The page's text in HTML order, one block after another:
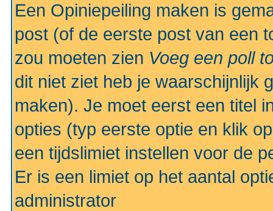
Een Opiniepeiling maken is
post (of de eerste post van een
zou moeten zien Voeg een poll
dit niet ziet heb je waarschijnlijk
maken). Je moet eerst een titel
opties (typ eerste optie en klik
een tijdslimiet instellen voor de
Er is een limiet op het aantal
administrator